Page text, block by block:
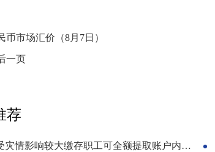
币市场汇价（8月7日）
一页
荐
情影响较大缴存职工可全额提取账户内住房公积金